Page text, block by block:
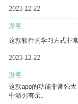
2023-12-22
游客
这款软件的学习方式非
2023-12-22
游客
这款app的功能非常强
中游刃有余。